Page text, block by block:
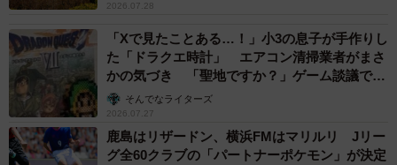
2026.07.28
「Xで見たことある…！」小3の息子が手作りし
た「ドラクエ時計」 エアコン清掃業者がまさ
かの気づき 「聖地ですか？」ゲーム談議で大
盛り上がり
そんでなライターズ
2026.07.27
鹿島はリザードン、横浜FMはマリルリ Jリー
グ全60クラブの「パートナーポケモン」が決定